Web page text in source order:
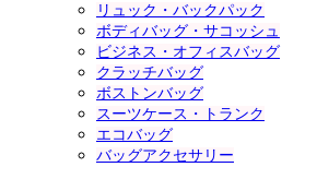
リュック・バックパック
ボディバッグ・サコッシュ
ビジネス・オフィスバッグ
クラッチバッグ
ボストンバッグ
スーツケース・トランク
エコバッグ
バッグアクセサリー